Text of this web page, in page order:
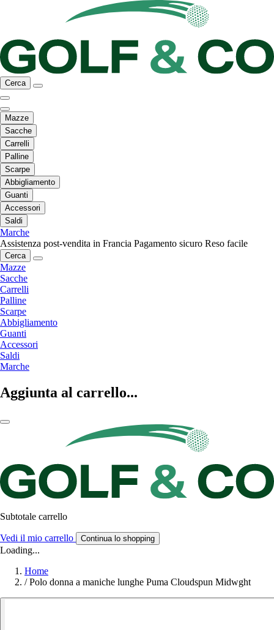
Cerca
Mazze
Sacche
Carrelli
Palline
Scarpe
Abbigliamento
Guanti
Accessori
Saldi
Marche
Assistenza post-vendita in Francia Pagamento sicuro Reso facile
Cerca
Mazze
Sacche
Carrelli
Palline
Scarpe
Abbigliamento
Guanti
Accessori
Saldi
Marche
Aggiunta al carrello...
Subtotale carrello
Vedi il mio carrello Continua lo shopping
Loading...
Home
/ Polo donna a maniche lunghe Puma Cloudspun Midwght